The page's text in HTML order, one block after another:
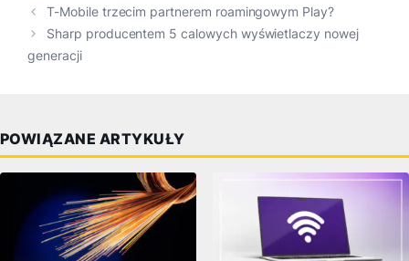
T-Mobile trzecim partnerem roamingowym Play?
Sharp producentem 5 calowych wyświetlaczy nowej
generacji
POWIĄZANE ARTYKUŁY